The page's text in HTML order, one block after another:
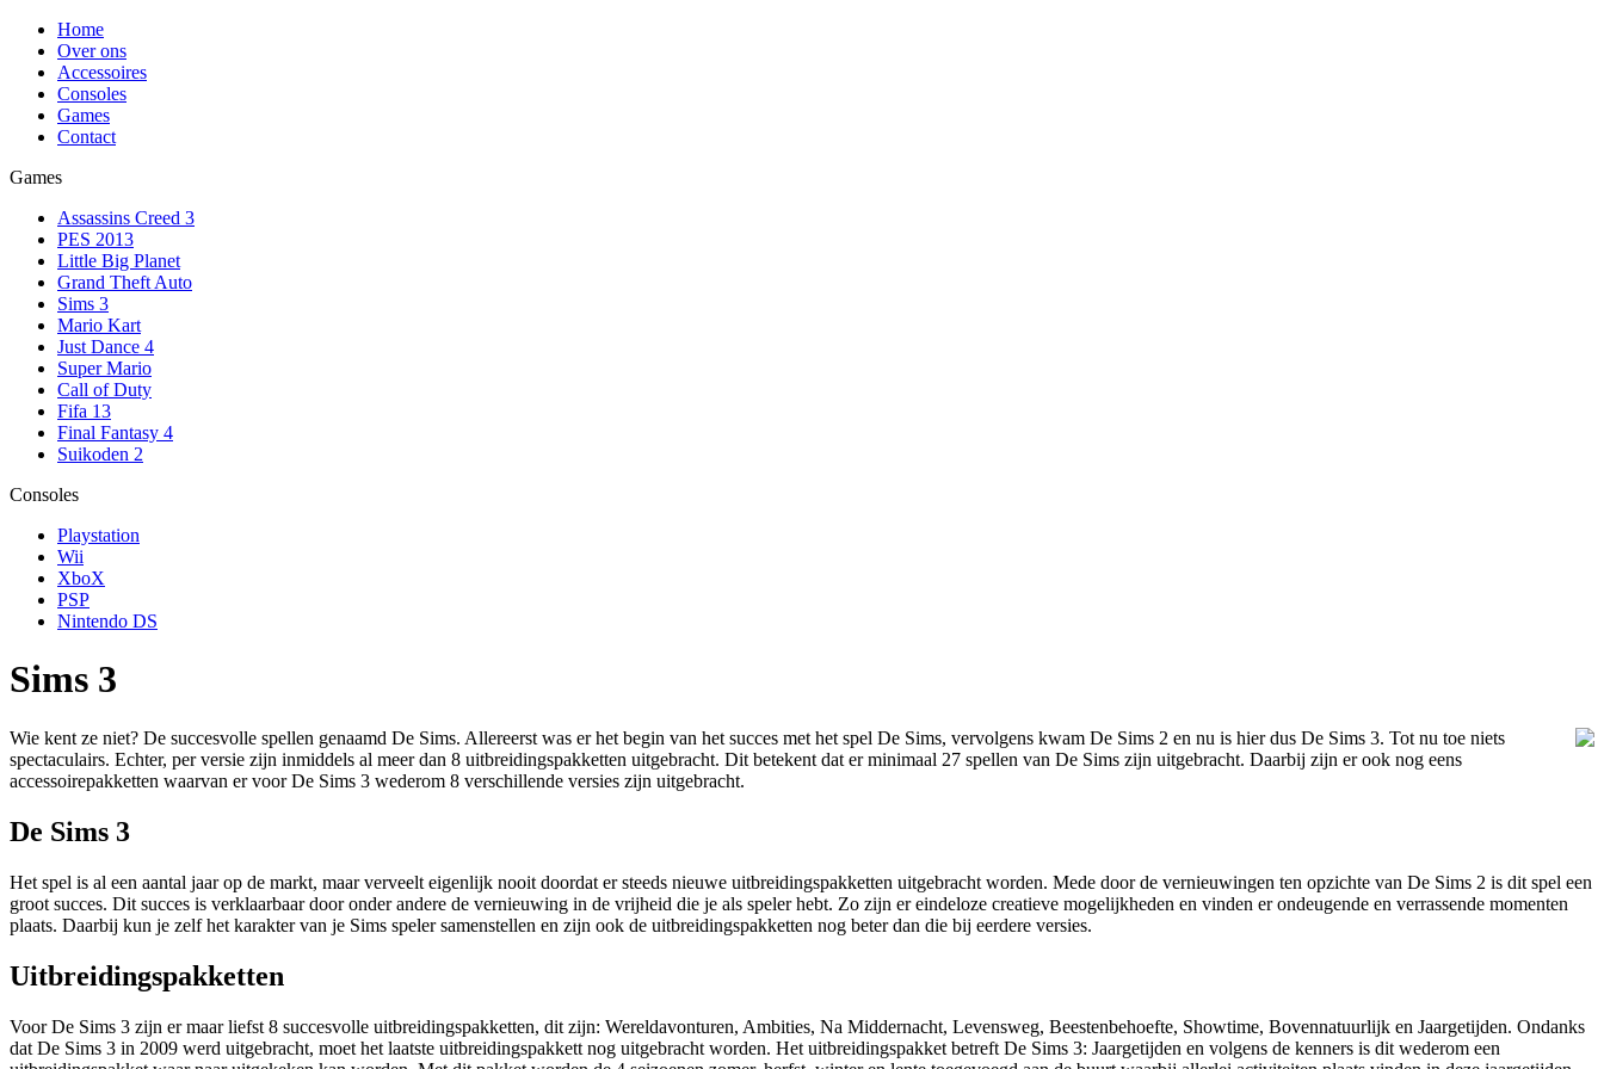
Home
Over ons
Accessoires
Consoles
Games
Contact
Games
Assassins Creed 3
PES 2013
Little Big Planet
Grand Theft Auto
Sims 3
Mario Kart
Just Dance 4
Super Mario
Call of Duty
Fifa 13
Final Fantasy 4
Suikoden 2
Consoles
Playstation
Wii
XboX
PSP
Nintendo DS
Sims 3
Wie kent ze niet? De succesvolle spellen genaamd De Sims. Allereerst was er het begin van het succes met het spel De Sims, vervolgens kwam De Sims 2 en nu is hier dus De Sims 3. Tot nu toe niets
spectaculairs. Echter, per versie zijn inmiddels al meer dan 8 uitbreidingspakketten uitgebracht. Dit betekent dat er minimaal 27 spellen van De Sims zijn uitgebracht. Daarbij zijn er ook nog eens
accessoirepakketten waarvan er voor De Sims 3 wederom 8 verschillende versies zijn uitgebracht.
De Sims 3
Het spel is al een aantal jaar op de markt, maar verveelt eigenlijk nooit doordat er steeds nieuwe uitbreidingspakketten uitgebracht worden. Mede door de vernieuwingen ten opzichte van De Sims 2 is dit spel een
groot succes. Dit succes is verklaarbaar door onder andere de vernieuwing in de vrijheid die je als speler hebt. Zo zijn er eindeloze creatieve mogelijkheden en vinden er ondeugende en verrassende momenten
plaats. Daarbij kun je zelf het karakter van je Sims speler samenstellen en zijn ook de uitbreidingspakketten nog beter dan die bij eerdere versies.
Uitbreidingspakketten
Voor De Sims 3 zijn er maar liefst 8 succesvolle uitbreidingspakketten, dit zijn: Wereldavonturen, Ambities, Na Middernacht, Levensweg, Beestenbehoefte, Showtime, Bovennatuurlijk en Jaargetijden. Ondanks
dat De Sims 3 in 2009 werd uitgebracht, moet het laatste uitbreidingspakkett nog uitgebracht worden. Het uitbreidingspakket betreft De Sims 3: Jaargetijden en volgens de kenners is dit wederom een